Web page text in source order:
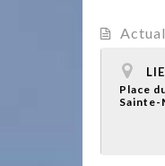
Place
Sainte-